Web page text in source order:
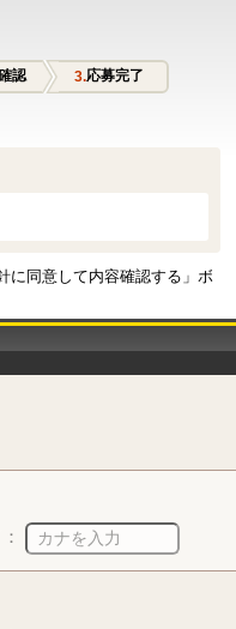
認 応募完了
に同意して内容確認する」ボ